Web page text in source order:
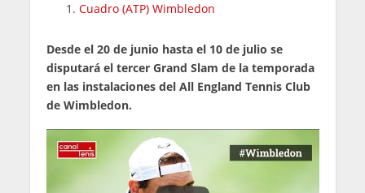
Cuadro (ATP) Wimbledon
Desde el 20 de junio hasta el 10 de julio se
disputará el tercer Grand Slam de la temporada
en las instalaciones del All England Tennis Club
de Wimbledon.